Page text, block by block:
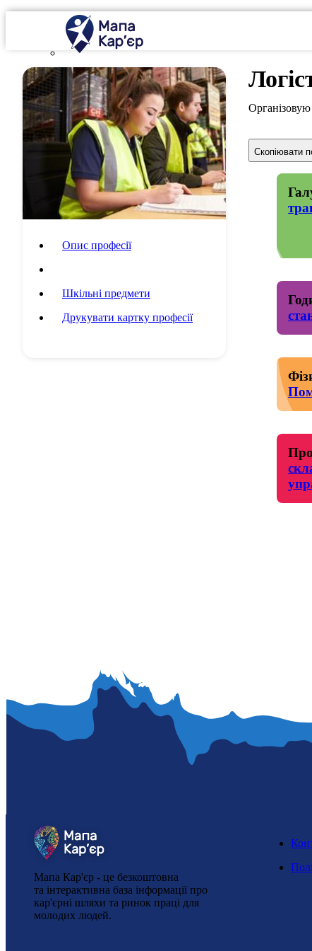
Опис професії
Шкільні предмети
Друкувати картку професії
Організовую
Скопіювати
Мапа Кар'єр - це безкоштовна
та інтерактивна база інформації про
кар'єрні шляхи та ринок праці для
молодих людей.